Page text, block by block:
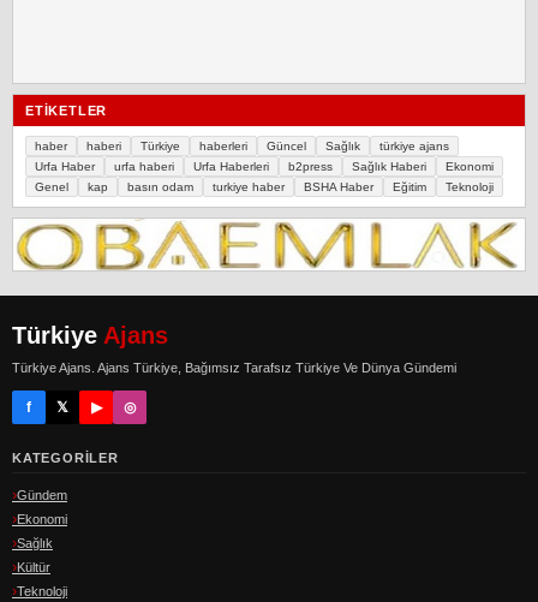
ETIKETLER
haber haberi Türkiye haberleri Güncel Sağlık
türkiye ajans
Urfa Haber
urfa haberi Urfa Haberleri b2press Sağlık Haberi
Ekonomi
Genel
kap basın odam turkiye haber BSHA Haber Eğitim Teknoloji
Türkiye Ajans
Türkiye Ajans. Ajans Türkiye, Bağımsız Tarafsız Türkiye Ve Dünya Gündemi
f 𝕏 ▶ ◎
KATEGORILER
Gündem
Ekonomi
Sağlık
Kültür
Teknoloji